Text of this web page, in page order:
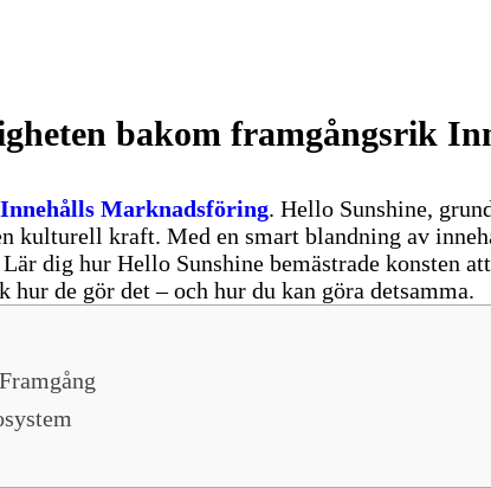
bakom framgångsrik
Innehålls Marknadsföring. Hello Sunshine,
kulturell kraft. Med en smart blandning av
dig hur Hello Sunshine bemästrade konsten
hur de gör det – och hur du kan göra detsamma.